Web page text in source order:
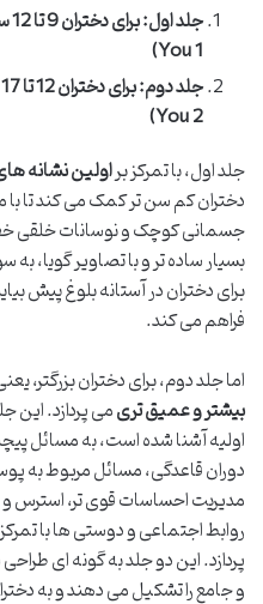
You 1)
You 2)
جلد اول، با تمرکز براولین نشانه
دختران کم سن تر کمک می کند تا
جسمانی کوچک و نوسانات خلقی
بسیار ساده تر و با تصاویر گویا،
برای دختران در آستانه بلوغ پیش
فراهم می کند.
اما جلد دوم، برای دختران بزرگتر، یعنی سنین 12
بیشتر و عمیق تریمی پردازد. این
اولیه آشنا شده است، به مسائل
دوران قاعدگی، مسائل مربوط به
مدیریت احساسات قوی تر، استرس
روابط اجتماعی و دوستی ها با
پردازد. این دو جلد به گونه ای
و جامع را تشکیل می دهند و به